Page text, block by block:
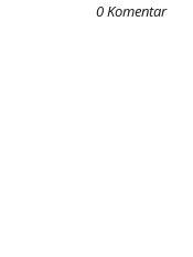
0 Komentar